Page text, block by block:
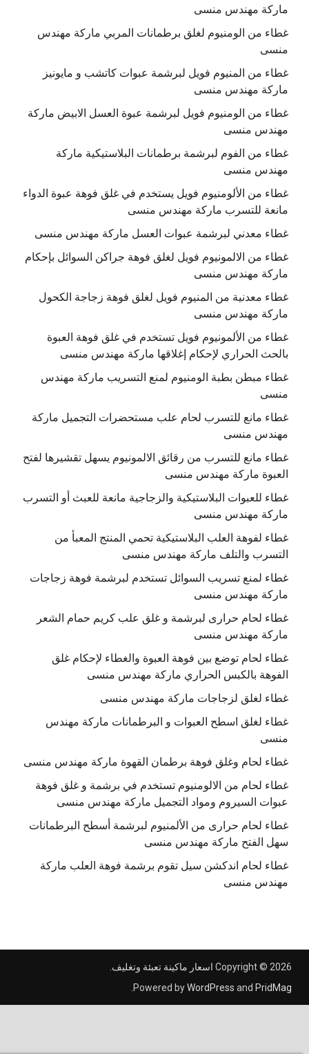
ماركة مهندس منسى
غطاء من الومنيوم لغلق برطمانات المربي ماركة مهندس
منسى
غطاء من المنيوم فويل لبرشمة عبوات كاتشب و مايونيز
ماركة مهندس منسى
غطاء من الومنيوم فويل لبرشمة عبوة العسل الابيض ماركة
مهندس منسى
غطاء من الفوم لبرشمة برطمانات البلاستيكية ماركة
مهندس منسى
غطاء من الألومنيوم فويل يستخدم في غلق فوهة عبوة الدواء
مانعة للتسرب ماركة مهندس منسى
غطاء معدني لبرشمة عبوات العسل ماركة مهندس منسى
غطاء من الالمونيوم فويل لغلق فوهة جراكن السوائل بإحكام
ماركة مهندس منسى
غطاء معدنية من المنيوم فويل لغلق فوهة زجاجة الكحول
ماركة مهندس منسى
غطاء من الألمونيوم فويل تستخدم في غلق فوهة العبوة
بالحث الحراري لإحكام إغلاقها ماركة مهندس منسى
غطاء مبطن بطبة الومنيوم لمنع التسريب ماركة مهندس
منسى
غطاء مانع للتسرب لحام علب مستحضرات التجميل ماركة
مهندس منسى
غطاء مانع للتسرب من رقائق الالمونيوم يسهل تقشيرها لفتح
العبوة ماركة مهندس منسى
غطاء للعبوات البلاستيكية والزجاجية مانعة للعبث أو التسرب
ماركة مهندس منسى
غطاء لفوهة العلب البلاستيكية تحمي المنتج المعبأ من
التسرب والتلف ماركة مهندس منسى
غطاء لمنع تسريب السوائل تستخدم لبرشمة فوهة زجاجات
ماركة مهندس منسى
غطاء لحام حرارى لبرشمة و غلق علب كريم حمام الشعر
ماركة مهندس منسى
غطاء لحام توضع بين فوهة العبوة والغطاء لإحكام غلق
الفوهة بالكبس الحراري ماركة مهندس منسى
غطاء لغلق لزجاجات ماركة مهندس منسى
غطاء لغلق اسطح العبوات و البرطمانات ماركة مهندس
منسى
غطاء لحام وغلق فوهة برطمان القهوة ماركة مهندس منسى
غطاء لحام من الالومنيوم تستخدم في برشمة و غلق فوهة
عبوات السيروم ومواد التجميل ماركة مهندس منسى
غطاء لحام حرارى من الألمنيوم لبرشمة أسطح البرطمانات
سهل الفتح ماركة مهندس منسى
غطاء لحام اندكشن سيل تقوم برشمة فوهة العلب ماركة
مهندس منسى
Copyright © 2026اسعار ماكينة تعبئة وتغليف
Powered byWordPressandPridMag
.